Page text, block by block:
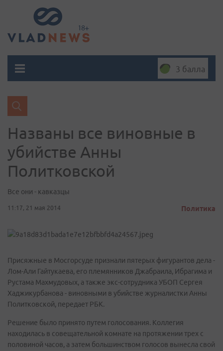
3 балла
Названы все виновные в
убийстве Анны
Политковской
Все они - кавказцы
11:17, 21 мая 2014 Политика
Присяжные в Мосгорсуде признали пятерых фигурантов дела -
Лом-Али Гайтукаева, его племянников Джабраила, Ибрагима и
Рустама Махмудовых, а также экс-сотрудника УБОП Сергея
Хаджикурбанова - виновными в убийстве журналистки Анны
Политковской, передает РБК.
Решение было принято путем голосования. Коллегия
находилась в совещательной комнате на протяжении трех с
половиной часов, а затем большинством голосов вынесла свой